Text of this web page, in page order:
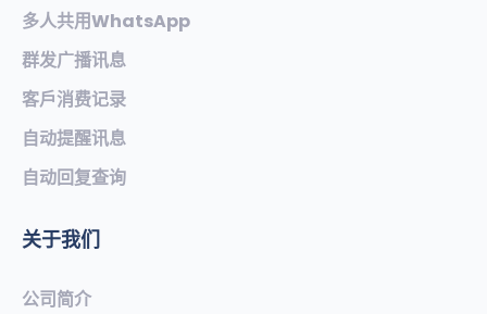
多人共用WhatsApp
群发广播讯息
客戶消费记录
自动提醒讯息
自动回复查询
关于我们
公司简介